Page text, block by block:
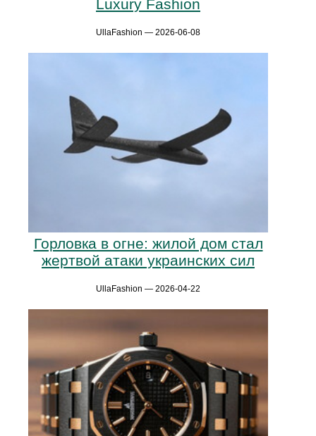
Luxury Fashion
UllaFashion — 2026-06-08
Горловка в огне: жилой дом стал
жертвой атаки украинских сил
UllaFashion — 2026-04-22